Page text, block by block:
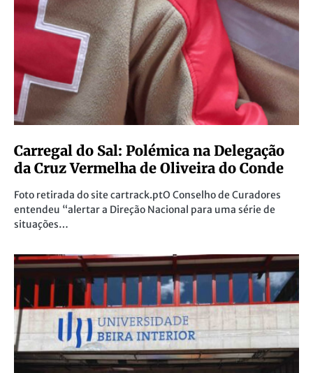
Carregal do Sal: Polémica na Delegação
da Cruz Vermelha de Oliveira do Conde
Foto retirada do site cartrack.ptO Conselho de Curadores
entendeu “alertar a Direção Nacional para uma série de
situações…